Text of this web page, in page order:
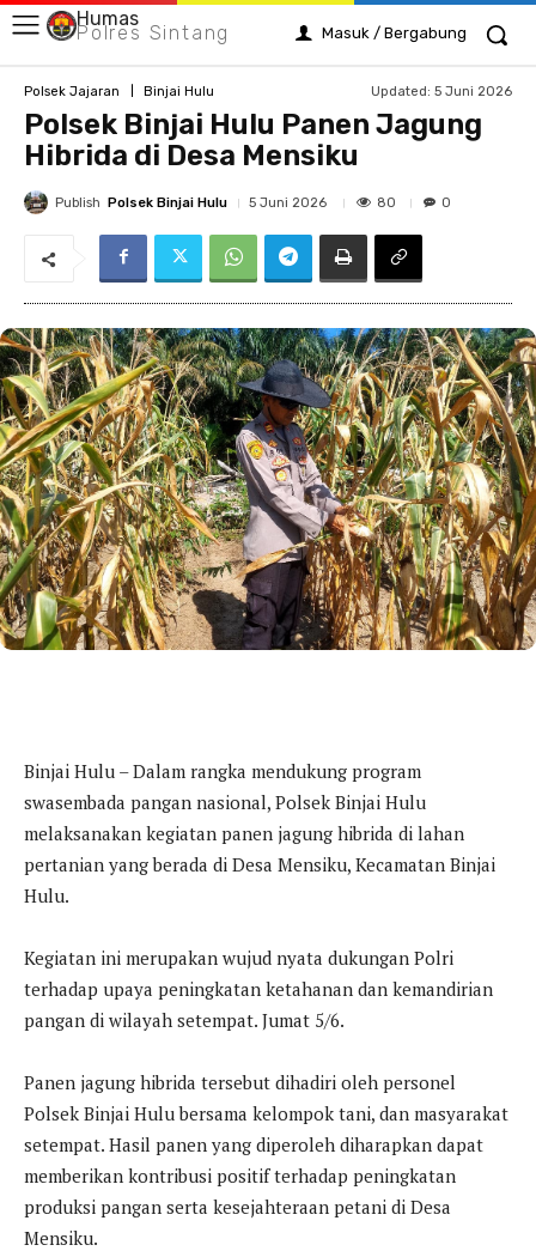
Humas
Polres Sintang Masuk / Bergabung
Polsek Jajaran Binjai Hulu Updated: 5 Juni 2026
Polsek Binjai Hulu Panen Jagung
Hibrida di Desa Mensiku
Publish Polsek Binjai Hulu 5 Juni 2026 80 0
Binjai Hulu – Dalam rangka mendukung program
swasembada pangan nasional, Polsek Binjai Hulu
melaksanakan kegiatan panen jagung hibrida di lahan
pertanian yang berada di Desa Mensiku, Kecamatan Binjai
Hulu.
Kegiatan ini merupakan wujud nyata dukungan Polri
terhadap upaya peningkatan ketahanan dan kemandirian
pangan di wilayah setempat. Jumat 5/6.
Panen jagung hibrida tersebut dihadiri oleh personel
Polsek Binjai Hulu bersama kelompok tani, dan masyarakat
setempat. Hasil panen yang diperoleh diharapkan dapat
memberikan kontribusi positif terhadap peningkatan
produksi pangan serta kesejahteraan petani di Desa
Mensiku.